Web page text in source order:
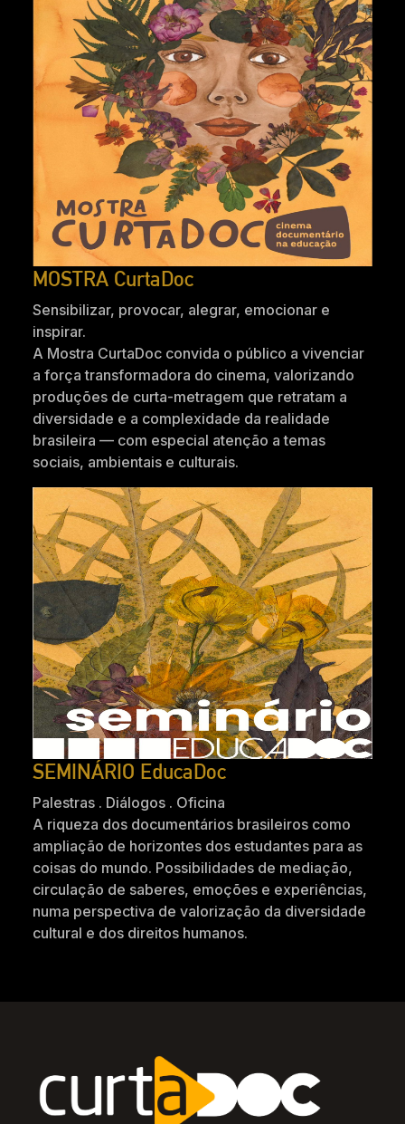
MOSTRA CurtaDoc
Sensibilizar, provocar, alegrar, emocionar e
inspirar.
A Mostra CurtaDoc convida o público a vivenciar
a força transformadora do cinema, valorizando
produções de curta-metragem que retratam a
diversidade e a complexidade da realidade
brasileira — com especial atenção a temas
sociais, ambientais e culturais.
SEMINÁRIO EducaDoc
Palestras . Diálogos . Oficina
A riqueza dos documentários brasileiros como
ampliação de horizontes dos estudantes para as
coisas do mundo. Possibilidades de mediação,
circulação de saberes, emoções e experiências,
numa perspectiva de valorização da diversidade
cultural e dos direitos humanos.